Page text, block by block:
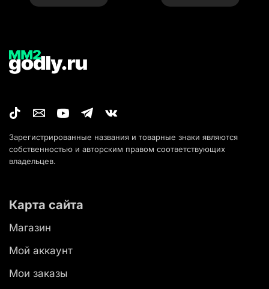
Зарегистрированные названия и товарные знаки являются
собственностью и авторским правом соответствующих
владельцев.
Карта сайта
Магазин
Мой аккаунт
Мои заказы